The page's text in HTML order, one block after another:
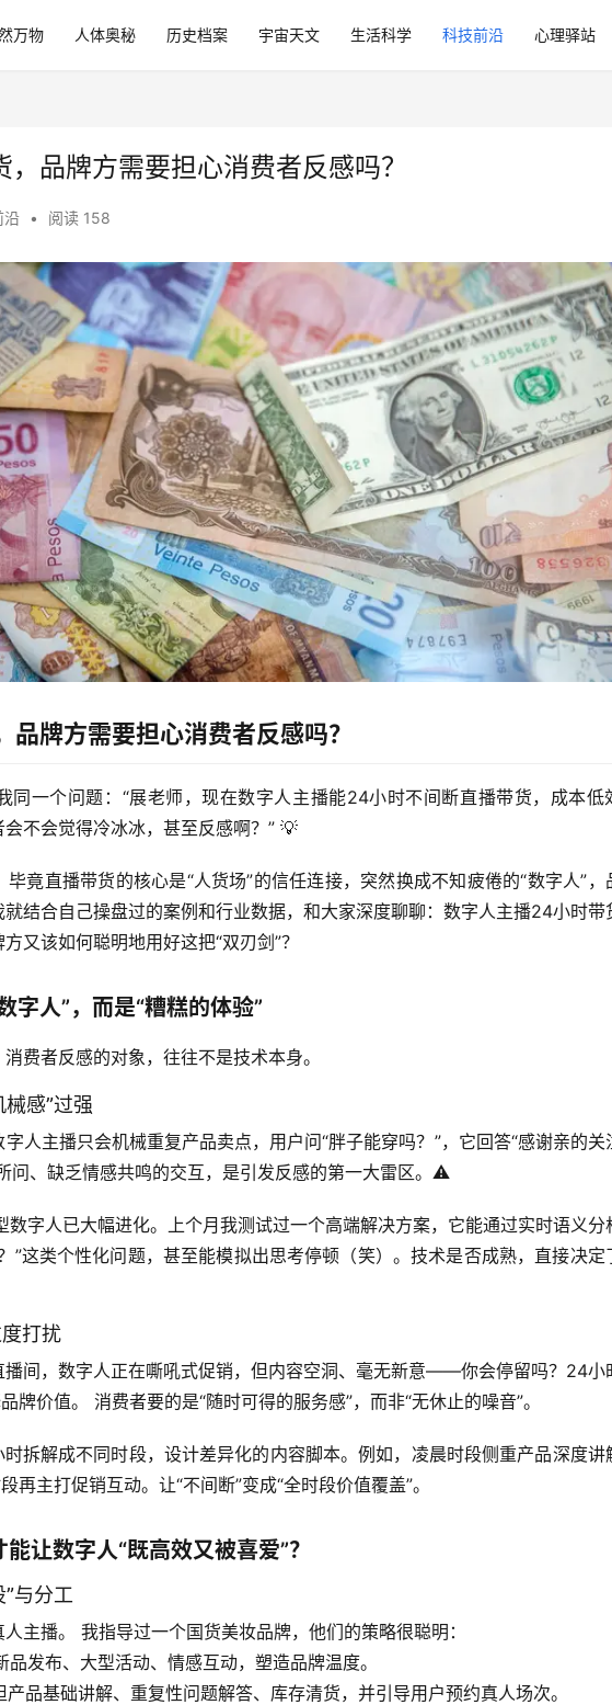
万物 人体奥秘 历史档案 宇宙天文 生活科学 科技前沿 心理驿站
品牌方需要担心消费者反感吗？
沿 • 阅读 158
牌方需要担心消费者反感吗？
一个问题： “展老师，现在数字人主播能24小时不间断直播带货，成本低
不会觉得冷冰冰，甚至反感啊？” 💡
竟直播带货的核心是“人货场”的信任连接，突然换成不知疲倦的“数字人”，
结合自己操盘过的案例和行业数据，和大家深度聊聊： 数字人主播24小时带
又该如何聪明地用好这把“双刃剑”？
字人”，而是“糟糕的体验”
费者反感的对象，往往不是技术本身。
感”过强
人主播只会机械重复产品卖点，用户问“胖子能穿吗？”，它回答“感谢亲的关
问、缺乏情感共鸣的交互，是引发反感的第一大雷区。⚠️
数字人已大幅进化。上个月我测试过一个高端解决方案，它能通过实时语义分
”这类个性化问题，甚至能模拟出思考停顿（笑）。技术是否成熟，直接决定
打扰
间，数字人正在嘶吼式促销，但内容空洞、毫无新意——你会停留吗？ 24小
牌价值。
消费者要的是“随时可得的服务感”，而非“无休止的噪音”。
拆解成不同时段，设计差异化的内容脚本。例如，凌晨时段侧重产品深度讲
再主打促销互动。 让“不间断”变成“全时段价值覆盖”。
让数字人“既高效又被喜爱”？
与分工
主播。
我指导过一个国货美妆品牌，他们的策略很聪明：
品发布、大型活动、情感互动，塑造品牌温度。
产品基础讲解、重复性问题解答、库存清货，并引导用户预约真人场次。